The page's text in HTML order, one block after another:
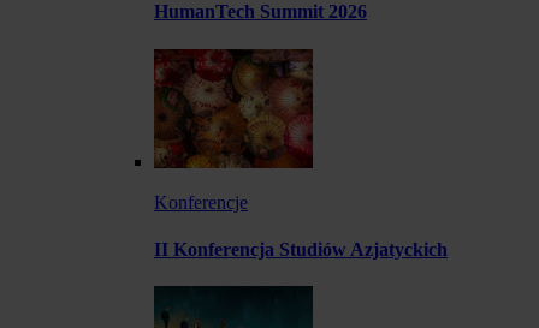
HumanTech Summit 2026
Konferencje
II Konferencja Studiów Azjatyckich